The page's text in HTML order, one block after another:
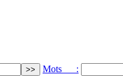
Mots :